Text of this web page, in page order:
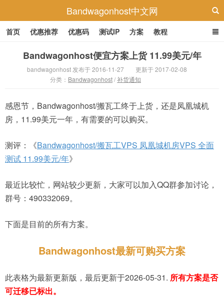
Bandwagonhost中文网
首页 优惠推荐 优惠码 测试IP 方案 教程
Bandwagonhost便宜方案上货 11.99美元/年
bandwagonhost 发布于 2016-11-27
更新于 2017-02-08
分类： Bandwagonhost/补货通知
感恩节，Bandwagonhost/搬瓦工终于上货，还是凤凰城机
房，11.99美元一年，有需要的可以购买。
测评：《Bandwagonhost/搬瓦工VPS 凤凰城机房VPS 全面
测试 11.99美元/年》
最近比较忙，网站较少更新，大家可以加入QQ群参加讨论，
群号：490332069。
下面是目前的所有方案。
Bandwagonhost最新可购买方案
此表格为最新更新版，最后更新于2026-05-31. 所有方案是否
可迁移已标出。